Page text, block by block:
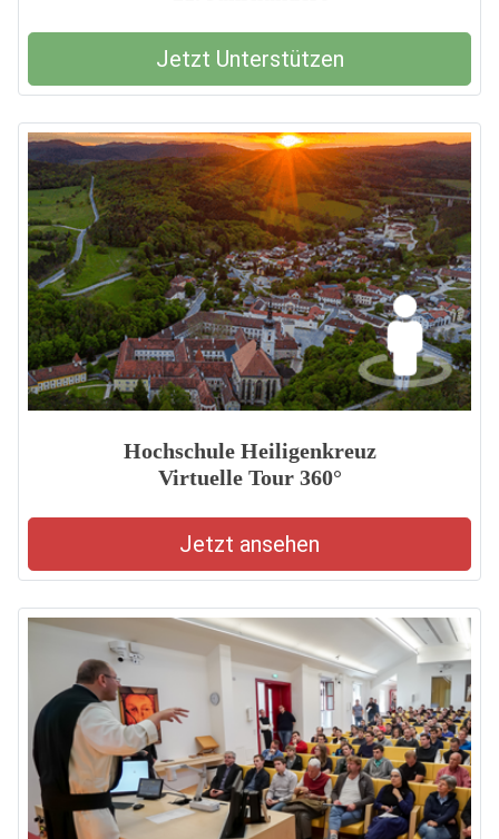
Jetzt Unterstützen
Hochschule Heiligenkreuz
Virtuelle Tour 360°
Jetzt ansehen